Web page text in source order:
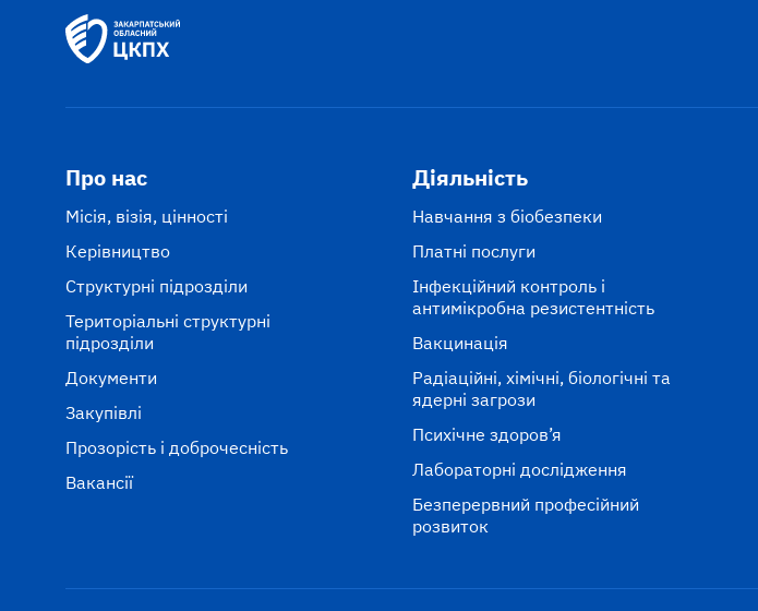
Про нас
Місія, візія, цінності
Керівництво
Структурні підрозділи
Територіальні структурні
підрозділи
Документи
Закупівлі
Прозорість і доброчесність
Вакансії
Діяльність
Навчання з біобезпеки
Платні послуги
Інфекційний контроль і
антимікробна резистентність
Вакцинація
Радіаційні, хімічні, біологічні та
ядерні загрози
Психічне здоров’я
Лабораторні дослідження
Безперервний професійний
розвиток